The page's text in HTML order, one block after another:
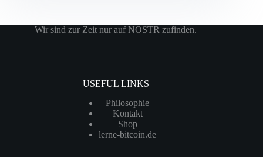
Wir sind zur Zeit nur auf NOSTR zufinden.
USEFUL LINKS
Philosophie
Kontakt
Shop
lerne-bitcoin.de